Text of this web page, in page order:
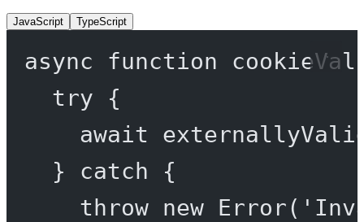
JavaScript TypeScript
async function
try {
await
} catch {
throw
new Error(